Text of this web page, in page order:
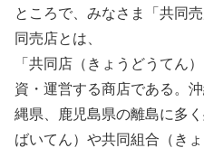
ところで、みなさま「共同
同売店とは、
「共同店（きょうどうてん
資・運営する商店である。
縄県、鹿児島県の離島に多
ばいてん）や共同組合（き